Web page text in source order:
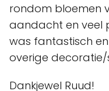
rondom bloemen
aandacht en veel
was fantastisch
overige decoratie/
Dankjewel Ruud!